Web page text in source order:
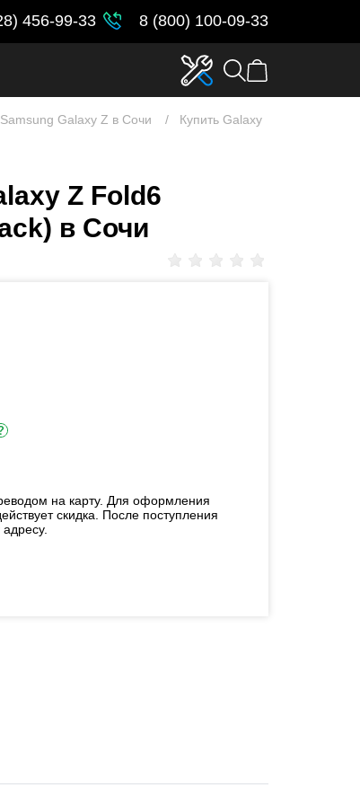
456-99-33 8 (800) 100-09-33
Galaxy Z в Сочи
Купить Galaxy
Z Fold6
в Сочи
на карту. Для оформления
скидка. После поступления